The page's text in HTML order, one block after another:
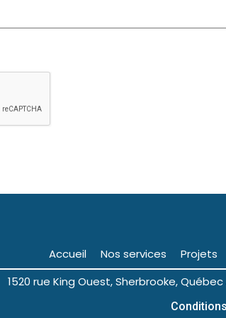
Accueil Nos services Projets
1520 rue King Ouest, Sherbrooke,